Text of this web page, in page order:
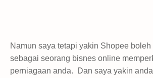
Namun saya tetapi yakin Shopee
sebagai seorang bisnes online
perniagaan anda. Dan saya yakin